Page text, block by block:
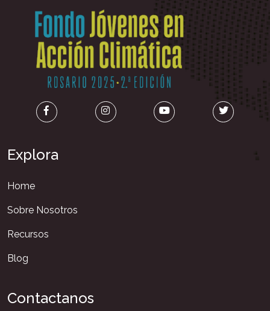
Explora
Home
Sobre Nosotros
Recursos
Blog
Contactanos